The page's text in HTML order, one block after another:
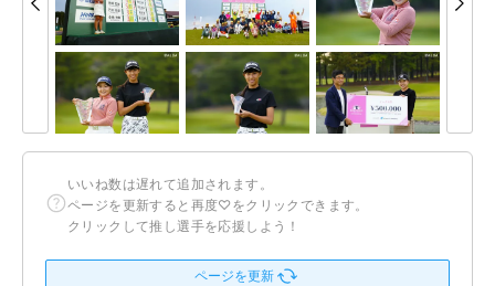
いいね数は遅れて追加されます。
ページを更新すると再度♡をクリックできます。
クリックして推し選手を応援しよう！
ページを更新